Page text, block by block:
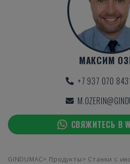
МАКСИМ
+7 937 070
СВЯЖИТЕСЬ В
GINDUMAC Продукты
Станки с